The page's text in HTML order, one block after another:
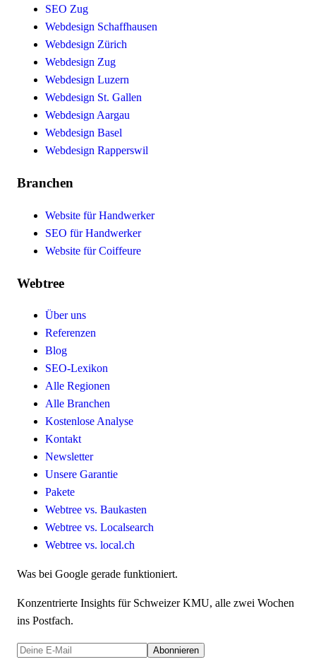
SEO Zug
Webdesign Schaffhausen
Webdesign Zürich
Webdesign Zug
Webdesign Luzern
Webdesign St. Gallen
Webdesign Aargau
Webdesign Basel
Webdesign Rapperswil
Branchen
Website für Handwerker
SEO für Handwerker
Website für Coiffeure
Webtree
Über uns
Referenzen
Blog
SEO-Lexikon
Alle Regionen
Alle Branchen
Kostenlose Analyse
Kontakt
Newsletter
Unsere Garantie
Pakete
Webtree vs. Baukasten
Webtree vs. Localsearch
Webtree vs. local.ch
Was bei Google gerade funktioniert.
Konzentrierte Insights für Schweizer KMU, alle zwei Wochen
ins Postfach.
Abonnieren